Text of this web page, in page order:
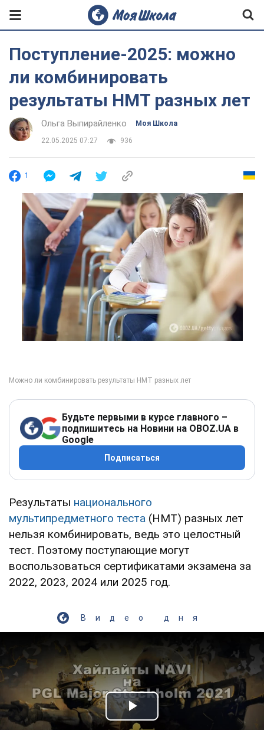
Поступление-2025: можно
ли комбинировать
результаты НМТ разных лет
Ольга Выпирайленко Моя Школа
22.05.2025 07:27 936
1
Будьте первыми в курсе главного –
подпишитесь на Новини на OBOZ.UA в
Google
Подписаться
Результаты национального
мультипредметного теста (НМТ) разных лет
нельзя комбинировать, ведь это целостный
тест. Поэтому поступающие могут
воспользоваться сертификатами экзамена за
2022, 2023, 2024 или 2025 год.
Видео дня
Play Video